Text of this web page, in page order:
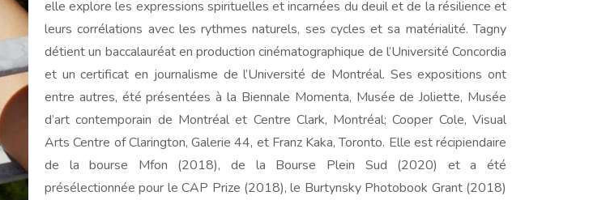
elle explore les expressions spirituelles et incarnées du deuil et de la résilience et
leurs corrélations avec les rythmes naturels, ses cycles et sa matérialité. Tagny
détient un baccalauréat en production cinématographique de l’Université Concordia
et un certificat en journalisme de l’Université de Montréal. Ses expositions ont
entre autres, été présentées à la Biennale Momenta, Musée de Joliette, Musée
d’art contemporain de Montréal et Centre Clark, Montréal; Cooper Cole, Visual
Arts Centre of Clarington, Galerie 44, et Franz Kaka, Toronto. Elle est récipiendaire
de la bourse Mfon (2018), de la Bourse Plein Sud (2020) et a été
présélectionnée pour le CAP Prize (2018), le Burtynsky Photobook Grant (2018)